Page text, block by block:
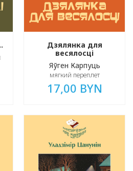
Дзялянка для
весялосці
Яўген Карпуць
мягкий переплет
17,00 BYN